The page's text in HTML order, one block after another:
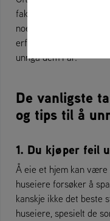
faktisk skade gresset.
noen av de vanligste
erfarne huseiere –
unngå dem i år.
De vanligste
og tips til å
1. Du kjøper feil
Å eie et hjem kan
huseiere forsøker å
kanskje ikke det beste
huseiere, spesielt de